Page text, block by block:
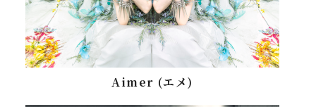
Aimer (エメ)